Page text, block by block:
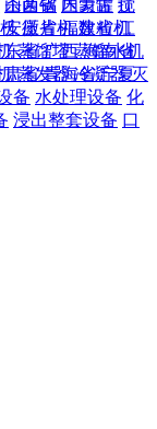
杀菌锅 压力罐 搅
压片机 数粒机
蒸馏塔 蒸馏水机
蒸发器 冷凝器 灭
备 水处理设备 化
浸出整套设备 口
山西省 内蒙古 辽
安徽省 福建省 江
东省 广西 海南省
肃省 青海省 宁夏